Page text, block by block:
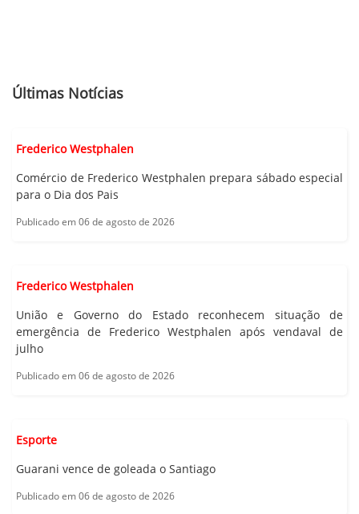
Últimas Notícias
Frederico Westphalen
Comércio de Frederico Westphalen prepara sábado especial
para o Dia dos Pais
Publicado em 06 de agosto de 2026
Frederico Westphalen
União e Governo do Estado reconhecem situação de
emergência de Frederico Westphalen após vendaval de
julho
Publicado em 06 de agosto de 2026
Esporte
Guarani vence de goleada o Santiago
Publicado em 06 de agosto de 2026